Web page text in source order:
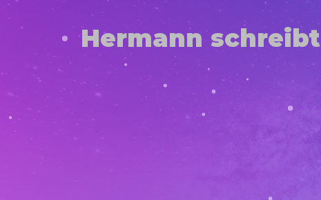
Hermann schreibt